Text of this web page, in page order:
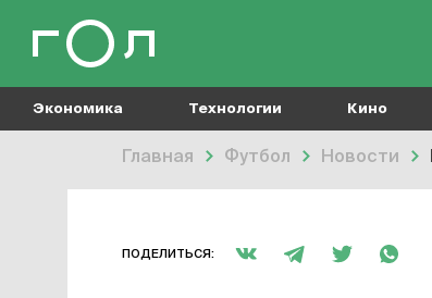
Экономика Технологии Кино
Главная Футбол Новости
ПОДЕЛИТЬСЯ: